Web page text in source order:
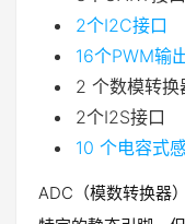
2个I2C接口
16个PWM输
2 个数模转换
2个I2S接口
10 个电容式
ADC（模数转换器